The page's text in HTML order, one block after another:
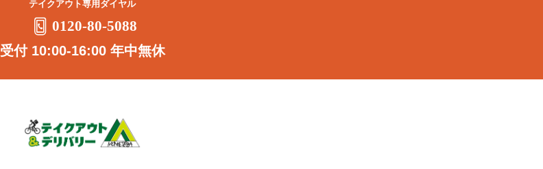
テイクアウト専用ダイヤル
0120-80-5088
受付 10:00-16:00 年中無休